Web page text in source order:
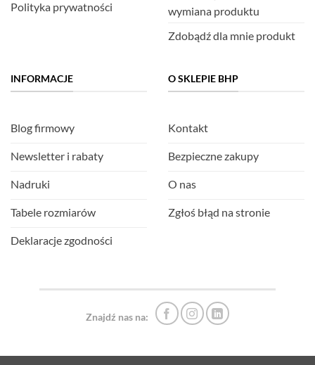
Polityka prywatności
wymiana produktu
Zdobądź dla mnie produkt
INFORMACJE
Blog firmowy
Newsletter i rabaty
Nadruki
Tabele rozmiarów
Deklaracje zgodności
O SKLEPIE BHP
Kontakt
Bezpieczne zakupy
O nas
Zgłoś błąd na stronie
Znajdź nas na: